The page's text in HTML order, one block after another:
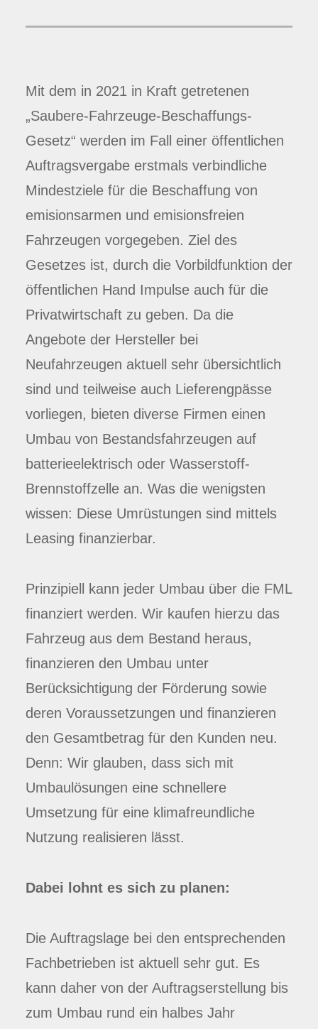
Mit dem in 2021 in Kraft getretenen
„Saubere-Fahrzeuge-Beschaffungs-
Gesetz“ werden im Fall einer öffentlichen
Auftragsvergabe erstmals verbindliche
Mindestziele für die Beschaffung von
emisionsarmen und emisionsfreien
Fahrzeugen vorgegeben. Ziel des
Gesetzes ist, durch die Vorbildfunktion der
öffentlichen Hand Impulse auch für die
Privatwirtschaft zu geben. Da die
Angebote der Hersteller bei
Neufahrzeugen aktuell sehr übersichtlich
sind und teilweise auch Lieferengpässe
vorliegen, bieten diverse Firmen einen
Umbau von Bestandsfahrzeugen auf
batterieelektrisch oder Wasserstoff-
Brennstoffzelle an. Was die wenigsten
wissen: Diese Umrüstungen sind mittels
Leasing finanzierbar.
Prinzipiell kann jeder Umbau über die FML
finanziert werden. Wir kaufen hierzu das
Fahrzeug aus dem Bestand heraus,
finanzieren den Umbau unter
Berücksichtigung der Förderung sowie
deren Voraussetzungen und finanzieren
den Gesamtbetrag für den Kunden neu.
Denn: Wir glauben, dass sich mit
Umbaulösungen eine schnellere
Umsetzung für eine klimafreundliche
Nutzung realisieren lässt.
Dabei lohnt es sich zu planen:
Die Auftragslage bei den entsprechenden
Fachbetrieben ist aktuell sehr gut. Es
kann daher von der Auftragserstellung bis
zum Umbau rund ein halbes Jahr